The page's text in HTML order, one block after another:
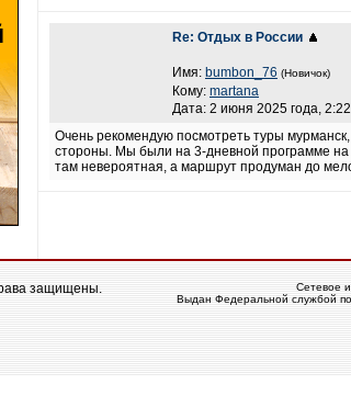
Re: Отдых в России
Имя: bumbon_76 (Новичок)
Кому: martana
Дата: 2 июня 2025 года, 2:22
Очень рекомендую посмотреть туры
стороны. Мы были на 3-дневной программе
там невероятная, а маршрут продуман до
защищены.
Сетевое
Выдан Федеральной службой